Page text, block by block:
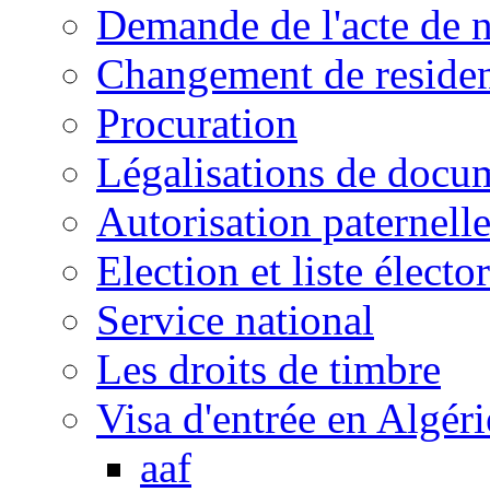
Demande de l'acte de
Changement de
Procuration
Légalisations de
Autorisation paternelle
Election et liste
Service national
Les droits de timbre
Visa d'entrée en
aaf